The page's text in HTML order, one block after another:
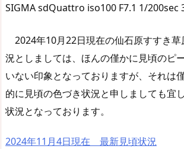
SIGMA sdQuattro iso100 F7.1 1/200sec
2024年10月22日現在の仙石原すすき草
況としましては、ほんの僅かに見頃のピ
いない印象となっておりますが、それは
的に見頃の色づき状況と申しましても宜
状況となっております。
2024年11月4日現在 最新見頃状況